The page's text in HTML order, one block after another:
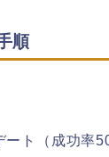
順
ート（成功率